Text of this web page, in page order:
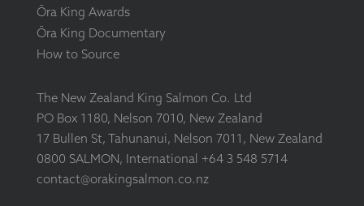
Ōra King Awards
Ōra King Documentary
How to Source
The New Zealand King Salmon Co. Ltd
PO Box 1180, Nelson 7010, New Zealand
17 Bullen St, Tahunanui, Nelson 7011, New Zealand
0800 SALMON, International +64 3 548 5714
contact@orakingsalmon.co.nz